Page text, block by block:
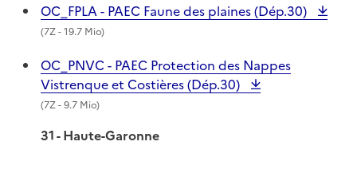
OC_FPLA - PAEC Faune des plaines (Dép.30)
(7Z- 19.7 Mio)
OC_PNVC - PAEC Protection des Nappes
Vistrenque et Costières (Dép.30)
(7Z- 9.7 Mio)
31 - Haute-Garonne